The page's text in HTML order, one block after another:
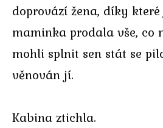
doprovází žena, díky které
maminka prodala vše, co
mohli splnit sen stát se
věnován jí.
Kabina ztichla.